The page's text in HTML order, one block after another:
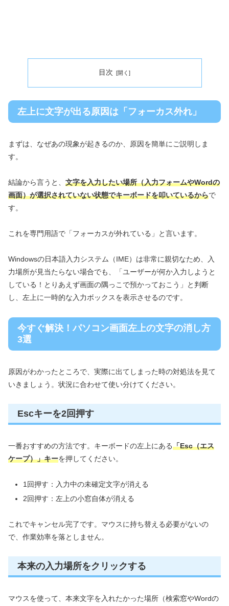
目次
左上に文字が出る原因は「フォーカス外れ」
まずは、なぜあの現象が起きるのか、原因を簡単にご説明しま
す。
結論から言うと、 文字を入力したい場所（入力フォームやWordの
画面）が選択されていない状態でキーボードを叩いているからで
す。
これを専門用語で「フォーカスが外れている」と言います。
Windowsの日本語入力システム（IME）は非常に親切なため、入
力場所が見当たらない場合でも、「ユーザーが何か入力しようと
している！とりあえず画面の隅っこで預かっておこう」と判断
し、左上に一時的な入力ボックスを表示させるのです。
今すぐ解決！パソコン画面左上の文字の消し方
3選
原因がわかったところで、実際に出てしまった時の対処法を見て
いきましょう。状況に合わせて使い分けてください。
Escキーを2回押す
一番おすすめの方法です。キーボードの左上にある「Esc（エス
ケープ）」キーを押してください。
1回押す：入力中の未確定文字が消える
2回押す：左上の小窓自体が消える
これでキャンセル完了です。マウスに持ち替える必要がないの
で、作業効率を落としません。
本来の入力場所をクリックする
マウスを使って、本来文字を入れたかった場所（検索窓やWordの